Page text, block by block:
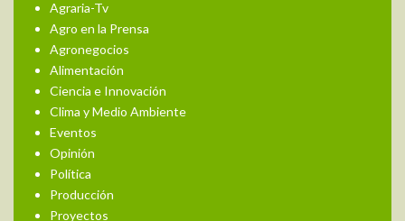
Agraria-Tv
Agro en la Prensa
Agronegocios
Alimentación
Ciencia e Innovación
Clima y Medio Ambiente
Eventos
Opinión
Política
Producción
Proyectos